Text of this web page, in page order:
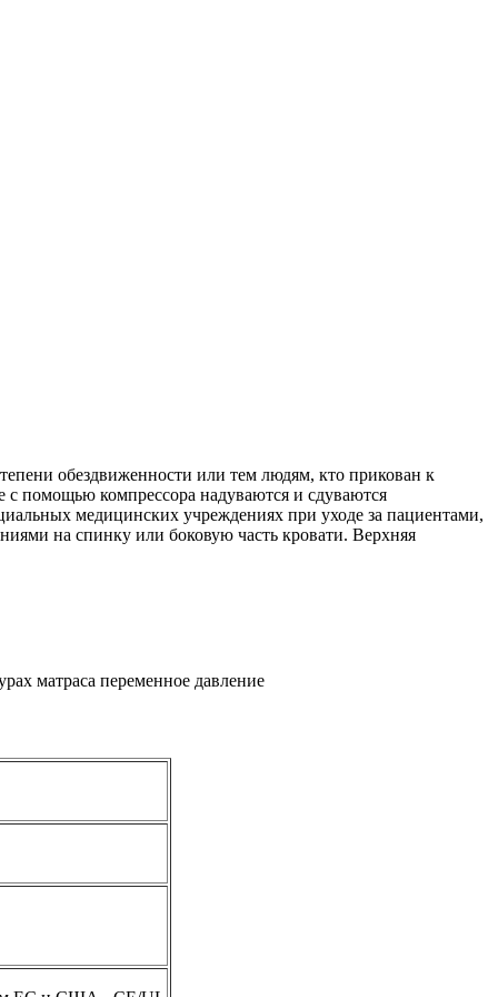
обездвиженности или тем людям, кто прикован к
с помощью компрессора надуваются и сдуваются
медицинских учреждениях при уходе за пациентами,
на спинку или боковую часть кровати. Верхняя
матраса переменное давление